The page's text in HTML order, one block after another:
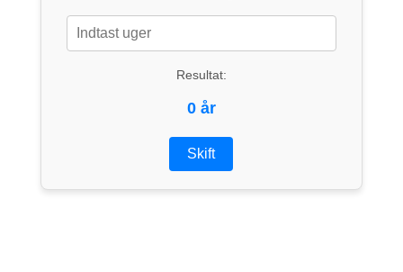
Resultat:
0 år
Skift